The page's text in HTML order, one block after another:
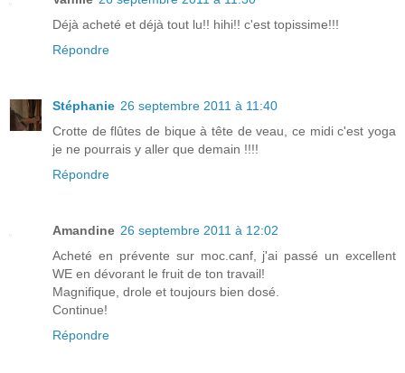
Déjà acheté et déjà tout lu!! hihi!! c'est topissime!!!
Répondre
Stéphanie 26 septembre 2011 à 11:40
Crotte de flûtes de bique à tête de veau, ce midi c'est yoga
je ne pourrais y aller que demain !!!!
Répondre
Amandine 26 septembre 2011 à 12:02
Acheté en prévente sur moc.canf, j'ai passé un excellent
WE en dévorant le fruit de ton travail!
Magnifique, drole et toujours bien dosé.
Continue!
Répondre